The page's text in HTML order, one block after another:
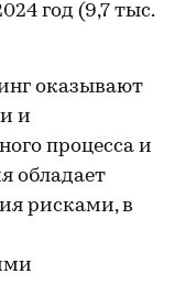
год (9,7 тыс.
оказывают
и
процесса и
обладает
рисками, в